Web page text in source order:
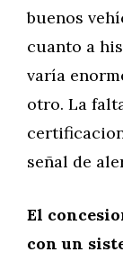
buenos
cuanto a
varía
otro. La
señal de
El
con un